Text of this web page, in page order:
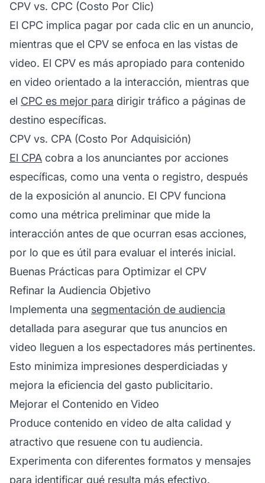
CPV vs. CPC (Costo Por Clic)
El CPC implica pagar por cada clic en un anuncio,
mientras que el CPV se enfoca en las vistas de
video. El CPV es más apropiado para contenido
en video orientado a la interacción, mientras que
el CPC es mejor para dirigir tráfico a páginas de
destino específicas.
CPV vs. CPA (Costo Por Adquisición)
El CPA cobra a los anunciantes por acciones
específicas, como una venta o registro, después
de la exposición al anuncio. El CPV funciona
como una métrica preliminar que mide la
interacción antes de que ocurran esas acciones,
por lo que es útil para evaluar el interés inicial.
Buenas Prácticas para Optimizar el CPV
Refinar la Audiencia Objetivo
Implementa una segmentación de audiencia
detallada para asegurar que tus anuncios en
video lleguen a los espectadores más pertinentes.
Esto minimiza impresiones desperdiciadas y
mejora la eficiencia del gasto publicitario.
Mejorar el Contenido en Video
Produce contenido en video de alta calidad y
atractivo que resuene con tu audiencia.
Experimenta con diferentes formatos y mensajes
para identificar qué resulta más efectivo.